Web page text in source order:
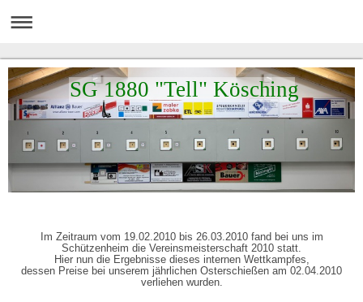
SG 1880 "Tell" Kösching
Im Zeitraum vom 19.02.2010 bis 26.03.2010 fand bei uns im
Schützenheim die Vereinsmeisterschaft 2010 statt.
Hier nun die Ergebnisse dieses internen Wettkampfes,
dessen Preise bei unserem jährlichen Osterschießen am 02.04.2010
verliehen wurden.